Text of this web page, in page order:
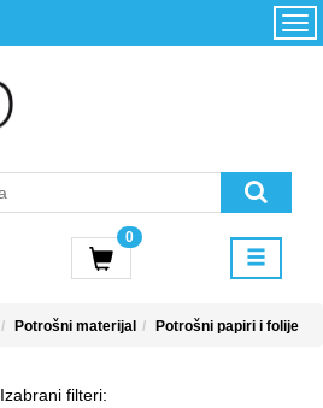
0
Početna
korišćenja i
& STEAM
Potrošni materijal Potrošni papiri i folije
Izabrani filteri: